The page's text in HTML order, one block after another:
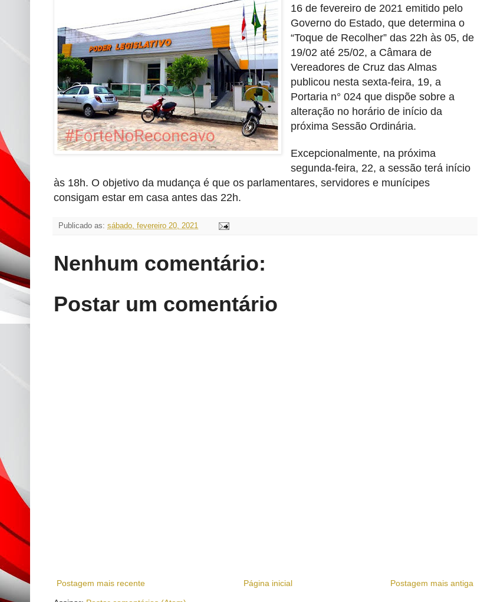
16 de fevereiro de 2021 emitido pelo
Governo do Estado, que determina o
“Toque de Recolher” das 22h às 05, de
19/02 até 25/02, a Câmara de
Vereadores de Cruz das Almas
publicou nesta sexta-feira, 19, a
Portaria n° 024 que dispõe sobre a
alteração no horário de início da
próxima Sessão Ordinária.
Excepcionalmente, na próxima
segunda-feira, 22, a sessão terá início
às 18h. O objetivo da mudança é que os parlamentares, servidores e munícipes
consigam estar em casa antes das 22h.
Publicado as: sábado, fevereiro 20, 2021
Nenhum comentário:
Postar um comentário
Postagem mais recente Postagem mais antiga
Página inicial